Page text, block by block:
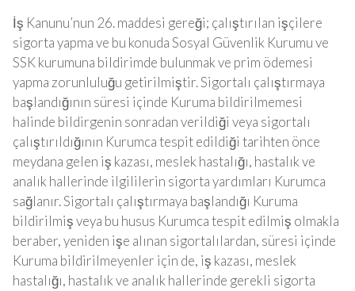
İş Kanunu’nun 26. maddesi gereği; çalıştırılan işçilere
sigorta yapma ve bu konuda Sosyal Güvenlik Kurumu ve
SSK kurumuna bildirimde bulunmak ve prim ödemesi
yapma zorunluluğu getirilmiştir. Sigortalı çalıştırmaya
başlandığının süresi içinde Kuruma bildirilmemesi
halinde bildirgenin sonradan verildiği veya sigortalı
çalıştırıldığının Kurumca tespit edildiği tarihten önce
meydana gelen iş kazası, meslek hastalığı, hastalık ve
analık hallerinde ilgililerin sigorta yardımları Kurumca
sağlanır. Sigortalı çalıştırmaya başlandığı Kuruma
bildirilmiş veya bu husus Kurumca tespit edilmiş olmakla
beraber, yeniden işe alınan sigortalılardan, süresi içinde
Kuruma bildirilmeyenler için de, iş kazası, meslek
hastalığı, hastalık ve analık hallerinde gerekli sigorta